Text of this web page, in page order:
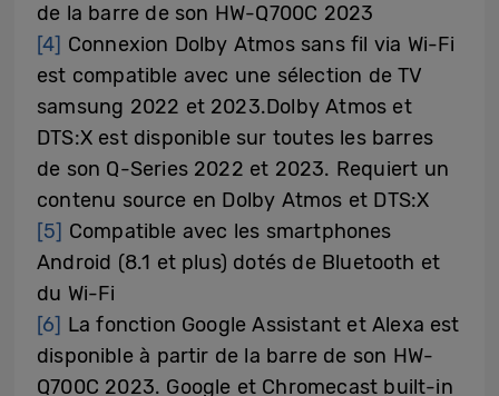
de la barre de son HW-Q700C 2023
[4] Connexion Dolby Atmos sans fil via Wi-Fi
est compatible avec une sélection de TV
samsung 2022 et 2023.Dolby Atmos et
DTS:X est disponible sur toutes les barres
de son Q-Series 2022 et 2023. Requiert un
contenu source en Dolby Atmos et DTS:X
[5] Compatible avec les smartphones
Android (8.1 et plus) dotés de Bluetooth et
du Wi-Fi
[6] La fonction Google Assistant et Alexa est
disponible à partir de la barre de son HW-
Q700C 2023. Google et Chromecast built-in